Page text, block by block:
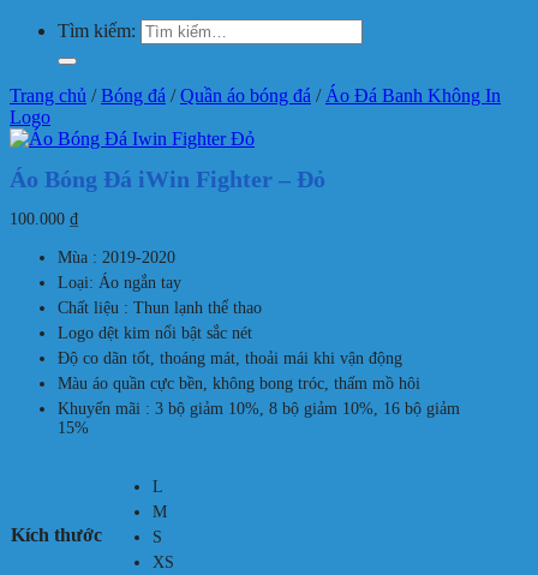
Tìm kiếm:
Trang chủ / Bóng đá / Quần áo bóng đá / Áo Đá Banh Không In
Logo
Áo Bóng Đá iWin Fighter – Đỏ
100.000 ₫
Mùa : 2019-2020
Loại: Áo ngắn tay
Chất liệu : Thun lạnh thể thao
Logo dệt kim nổi bật sắc nét
Độ co dãn tốt, thoáng mát, thoải mái khi vận động
Màu áo quần cực bền, không bong tróc, thấm mồ hôi
Khuyến mãi : 3 bộ giảm 10%, 8 bộ giảm 10%, 16 bộ giảm
15%
Kích thước
L
M
S
XS